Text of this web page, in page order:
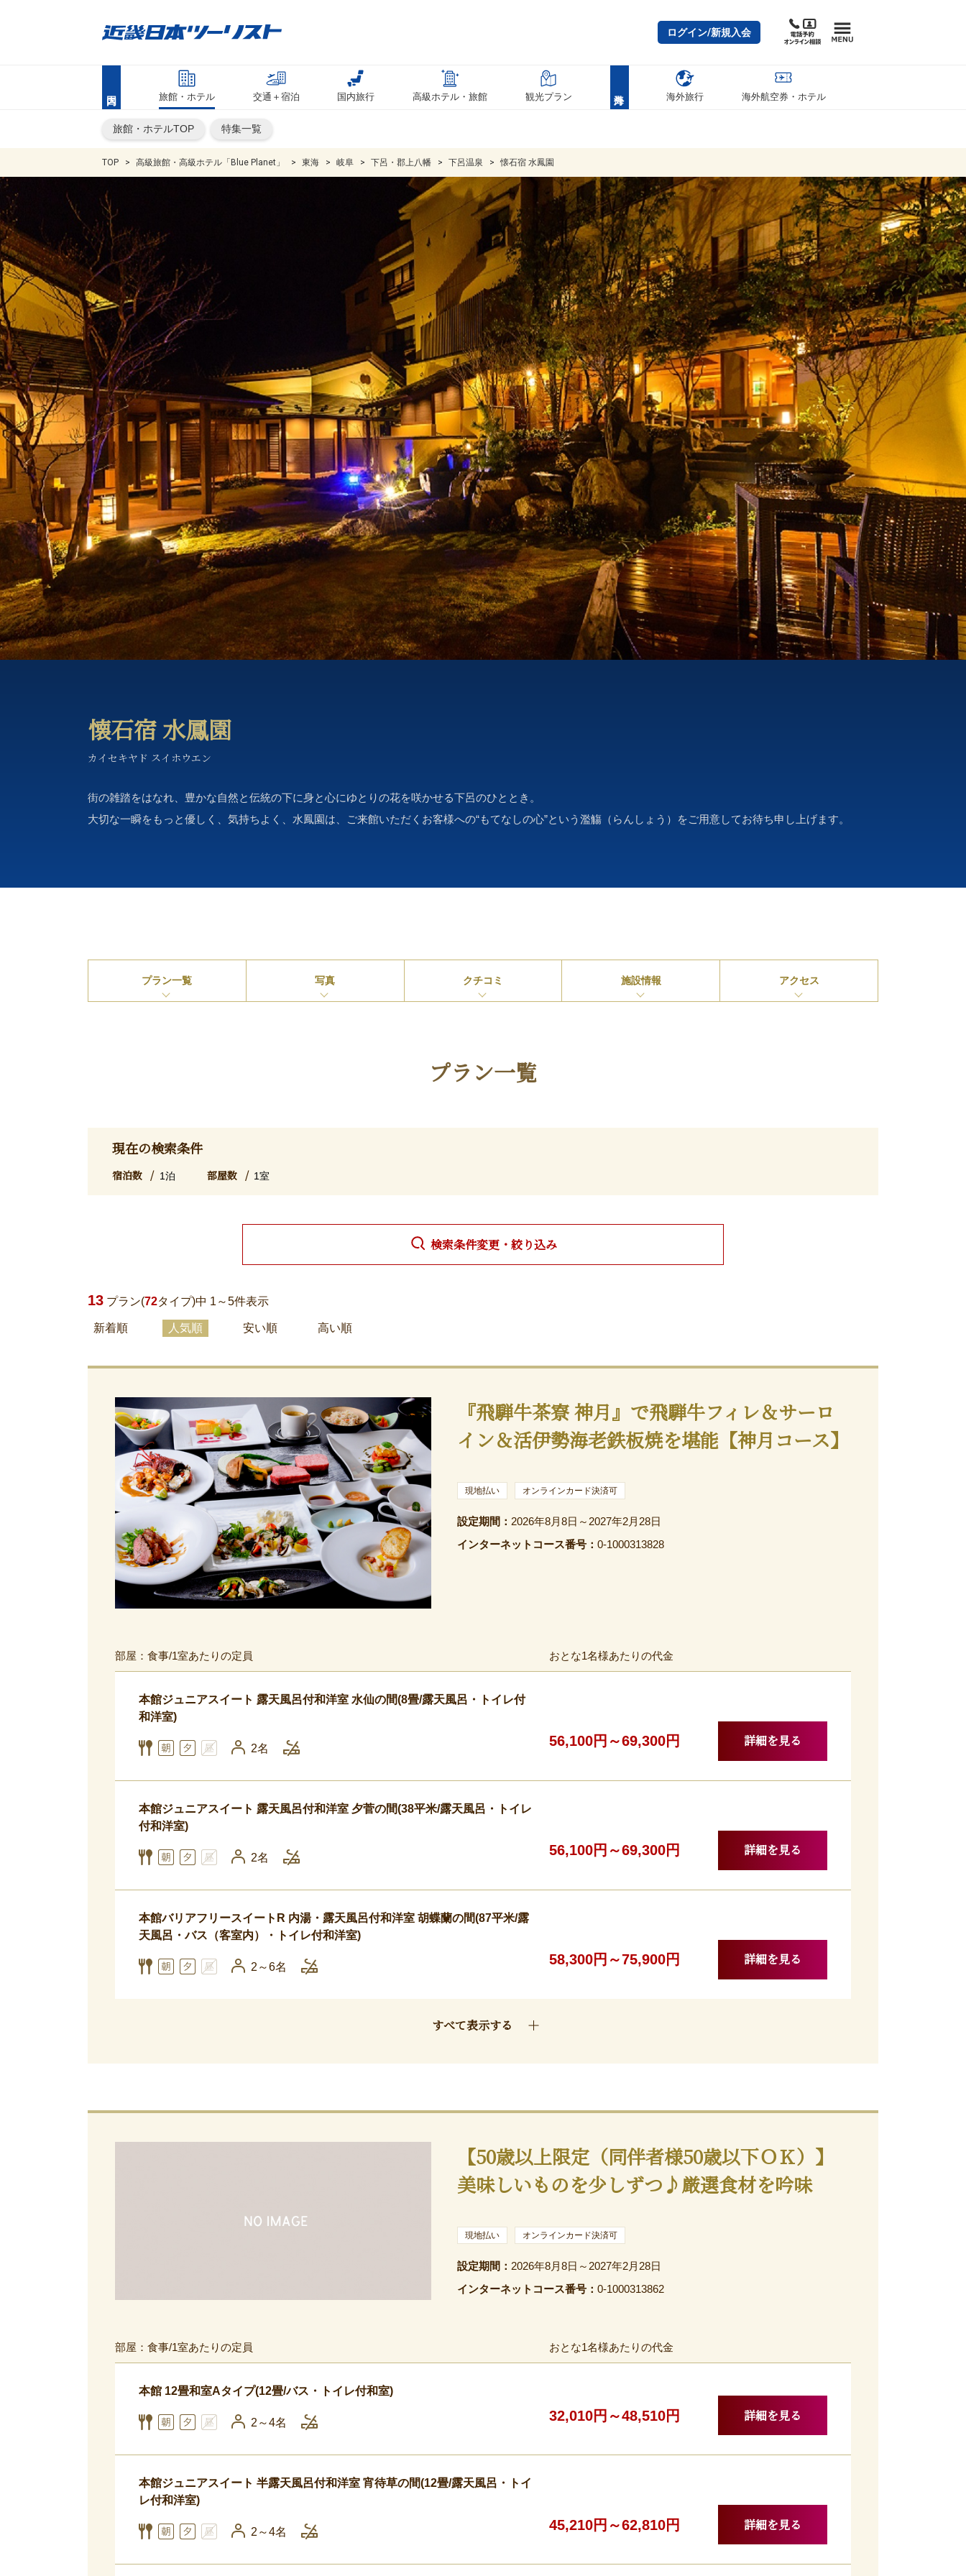
ログイン/新規入会
旅館・ホテル 交通＋宿泊 国内旅行 高級ホテル・旅館 観光プラン 海外旅行 海外航空券・ホテル
旅館・ホテルTOP 特集一覧
TOP 高級旅館・高級ホテル「Blue Planet」 東海 岐阜 下呂・郡上八幡 下呂温泉 懐石宿 水鳳園
懐石宿 水鳳園
カイセキヤド スイホウエン
街の雑踏をはなれ、豊かな自然と伝統の下に身と心にゆとりの花を咲かせる下呂のひととき。
大切な一瞬をもっと優しく、気持ちよく、水鳳園は、ご来館いただくお客様への“もてなしの心”という濫觴（らんしょう）をご用意してお待ち申し上げます。
プラン一覧 写真 クチコミ 施設情報 アクセス
プラン一覧
現在の検索条件
宿泊数 1泊 部屋数 1室
検索条件変更・絞り込み
13 プラン(72タイプ)中 1～5件表示
新着順 人気順 安い順 高い順
『飛騨牛茶寮 神月』で飛騨牛フィレ＆サーロ
イン＆活伊勢海老鉄板焼を堪能【神月コース】
現地払い オンラインカード決済可
設定期間： 2026年8月8日～2027年2月28日
インターネットコース番号：0-1000313828
部屋：食事/1室あたりの定員 おとな1名様あたりの代金
本館ジュニアスイート 露天風呂付和洋室 水仙の間(8畳/露天風呂・トイレ付
和洋室)
2名 56,100円～69,300円 詳細を見る
本館ジュニアスイート 露天風呂付和洋室 夕菅の間(38平米/露天風呂・トイレ
付和洋室)
2名 56,100円～69,300円 詳細を見る
本館バリアフリースイートR 内湯・露天風呂付和洋室 胡蝶蘭の間(87平米/露
天風呂・バス（客室内）・トイレ付和洋室)
2～6名 58,300円～75,900円 詳細を見る
すべて表示する
【50歳以上限定（同伴者様50歳以下ＯＫ）】
美味しいものを少しずつ♪厳選食材を吟味
現地払い オンラインカード決済可
設定期間： 2026年8月8日～2027年2月28日
インターネットコース番号：0-1000313862
部屋：食事/1室あたりの定員 おとな1名様あたりの代金
本館 12畳和室Aタイプ(12畳/バス・トイレ付和室)
2～4名 32,010円～48,510円 詳細を見る
本館ジュニアスイート 半露天風呂付和洋室 宵待草の間(12畳/露天風呂・トイ
レ付和洋室)
2～4名 45,210円～62,810円 詳細を見る